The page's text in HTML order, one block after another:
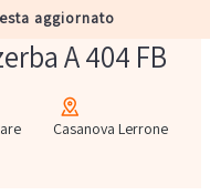
resta aggiornato
A 404 FB
Casanova Lerrone